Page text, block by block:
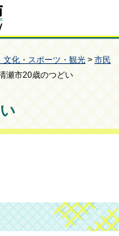
文化・スポーツ・観光 > 市民
瀬市20歳のつどい